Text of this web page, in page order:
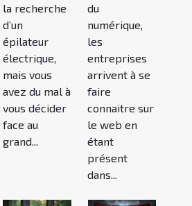
la recherche
d’un
épilateur
électrique,
mais vous
avez du mal à
vous décider
face au
grand...
du
numérique,
les
entreprises
arrivent à se
faire
connaitre sur
le web en
étant
présent
dans...